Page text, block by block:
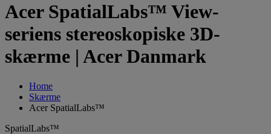
Acer SpatialLabs™ View-
seriens stereoskopiske 3D-
skærme | Acer Danmark
Home
Skærme
Acer SpatialLabs™
SpatialLabs™